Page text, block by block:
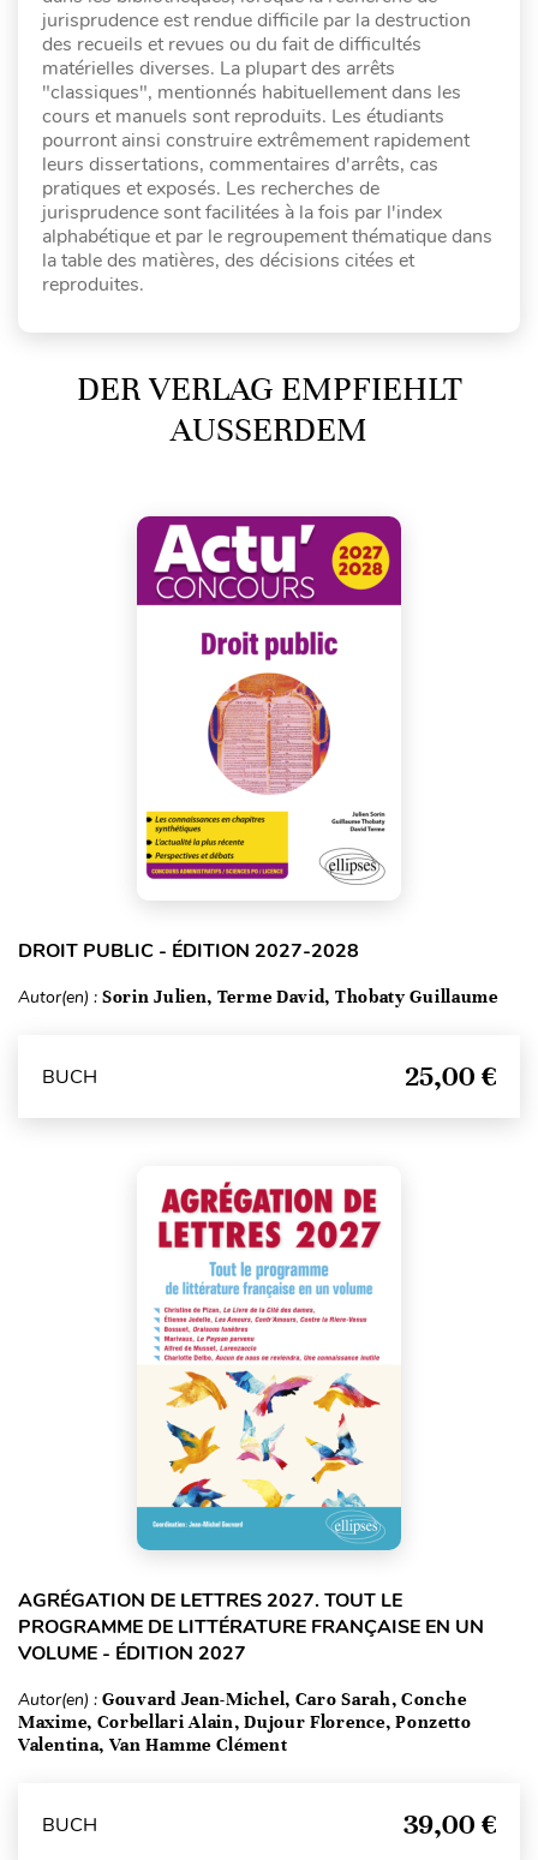
jurisprudence est rendue difficile par la destruction
des recueils et revues ou du fait de difficultés
matérielles diverses. La plupart des arrêts
"classiques", mentionnés habituellement dans les
cours et manuels sont reproduits. Les étudiants
pourront ainsi construire extrêmement rapidement
leurs dissertations, commentaires d'arrêts, cas
pratiques et exposés. Les recherches de
jurisprudence sont facilitées à la fois par l'index
alphabétique et par le regroupement thématique dans
la table des matières, des décisions citées et
reproduites.
DER VERLAG EMPFIEHLT
AUSSERDEM
DROIT PUBLIC - ÉDITION 2027-2028
Autor(en) : Sorin Julien, Terme David, Thobaty Guillaume
BUCH 25,00 €
AGRÉGATION DE LETTRES 2027. TOUT LE
PROGRAMME DE LITTÉRATURE FRANÇAISE EN UN
VOLUME - ÉDITION 2027
Autor(en) : Gouvard Jean-Michel, Caro Sarah, Conche
Maxime, Corbellari Alain, Dujour Florence, Ponzetto
Valentina, Van Hamme Clément
BUCH 39,00 €